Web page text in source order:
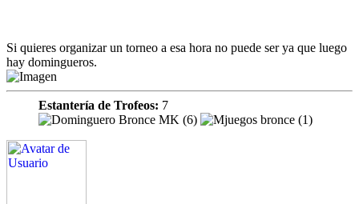
Si quieres organizar un torneo a esa hora no puede ser ya que luego
hay domingueros.
Estantería de Trofeos: 7